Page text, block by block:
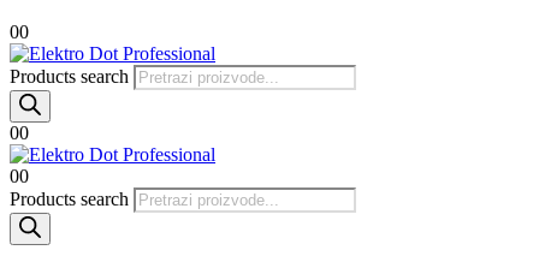
00
Products search
00
00
Products search